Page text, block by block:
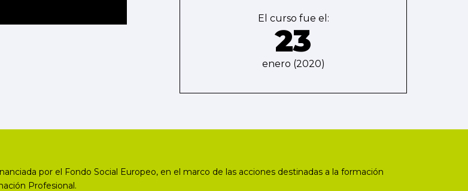
El curso fue el:
23
enero (2020)
por el Fondo Social Europeo, en el marco de las acciones destinadas a la formación
Profesional.